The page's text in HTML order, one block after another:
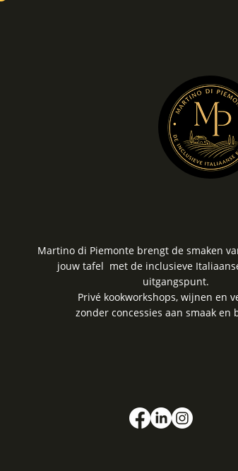
Martino di Piemonte brengt de smaken
jouw tafel met de inclusieve
uitgangspunt.
Privé kookworkshops, wijnen en
zonder concessies aan smaak en